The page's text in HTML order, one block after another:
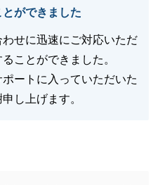
る
ができました
せに迅速にご対応いただ
ことができました。
ートに入っていただいた
し上げます。